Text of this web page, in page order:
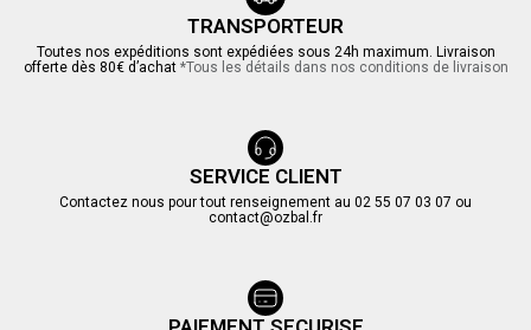
TRANSPORTEUR
Toutes nos expéditions sont expédiées sous 24h maximum. Livraison
offerte dès 80€ d’achat *Tous les détails dans nos conditions de livraison
SERVICE CLIENT
Contactez nous pour tout renseignement au 02 55 07 03 07 ou
contact@ozbal.fr